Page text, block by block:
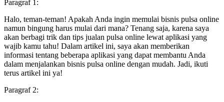
Paragraf 1:
Halo, teman-teman! Apakah Anda ingin memulai bisnis pulsa online
namun bingung harus mulai dari mana? Tenang saja, karena saya
akan berbagi trik dan tips jualan pulsa online lewat aplikasi yang
wajib kamu tahu! Dalam artikel ini, saya akan memberikan
informasi tentang beberapa aplikasi yang dapat membantu Anda
dalam menjalankan bisnis pulsa online dengan mudah. Jadi, ikuti
terus artikel ini ya!
Paragraf 2: